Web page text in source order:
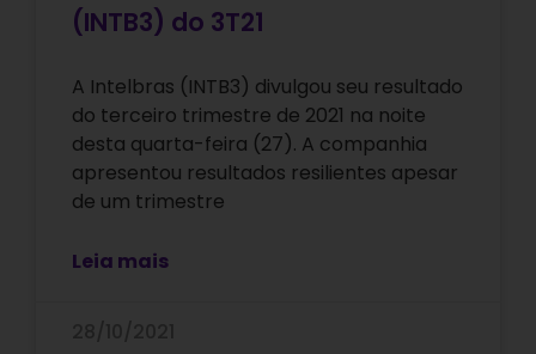
(INTB3) do 3T21
A Intelbras (INTB3) divulgou seu resultado
do terceiro trimestre de 2021 na noite
desta quarta-feira (27). A companhia
apresentou resultados resilientes apesar
de um trimestre
Leia mais